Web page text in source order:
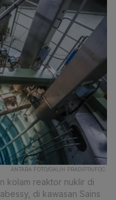
ANTARA FOTO/GALIH PRADIPTA/FOC.
kolam reaktor nuklir di
di kawasan Sains